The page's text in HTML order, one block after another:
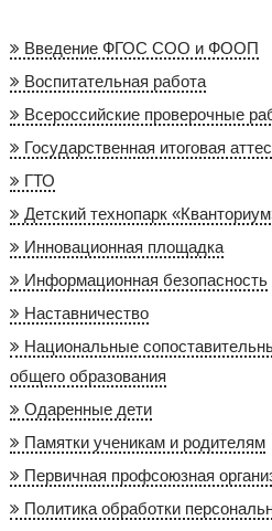
Введение ФГОС СОО и ФООП
Воспитательная работа
Всероссийские проверочные
Государственная итоговая
ГТО
Детский технопарк
Инновационная площадка
Информационная безопасность
Наставничество
Национальные
общего образования
Одаренные дети
Памятки ученикам и родителям
Первичная профсоюзная
Политика обработки